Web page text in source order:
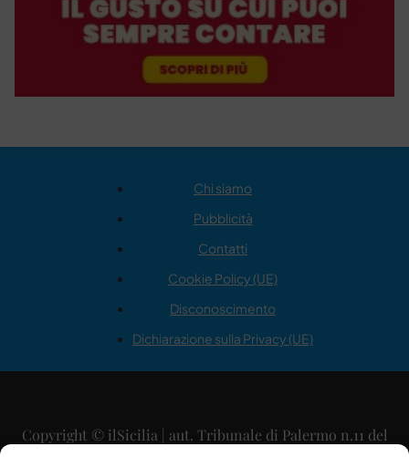
Chi siamo
Pubblicità
Contatti
Cookie Policy (UE)
Disconoscimento
Dichiarazione sulla Privacy (UE)
Copyright © ilSicilia | aut. Tribunale di Palermo n.11 del